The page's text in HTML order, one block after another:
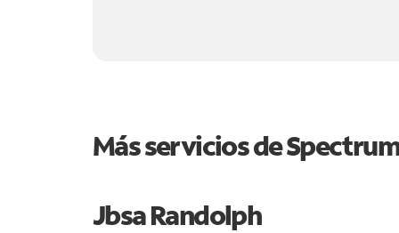
Más servicios de
Jbsa Randolph